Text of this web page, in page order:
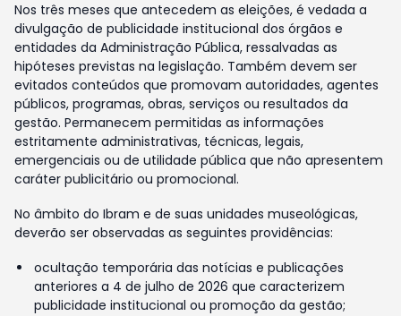
Nos três meses que antecedem as eleições, é vedada a
divulgação de publicidade institucional dos órgãos e
entidades da Administração Pública, ressalvadas as
hipóteses previstas na legislação. Também devem ser
evitados conteúdos que promovam autoridades, agentes
públicos, programas, obras, serviços ou resultados da
gestão. Permanecem permitidas as informações
estritamente administrativas, técnicas, legais,
emergenciais ou de utilidade pública que não apresentem
caráter publicitário ou promocional.
No âmbito do Ibram e de suas unidades museológicas,
deverão ser observadas as seguintes providências:
ocultação temporária das notícias e publicações
anteriores a 4 de julho de 2026 que caracterizem
publicidade institucional ou promoção da gestão;